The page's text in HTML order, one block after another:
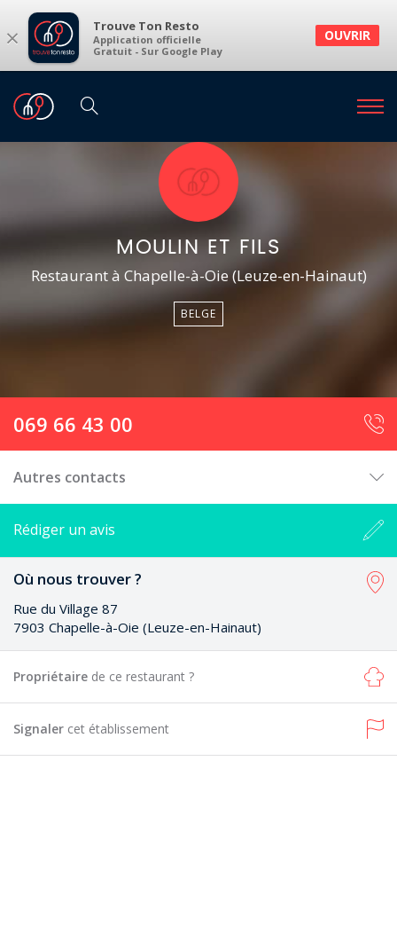
× Trouve Ton Resto
Application officielle
Gratuit - Sur Google Play
OUVRIR
MOULIN ET FILS
Restaurant à Chapelle-à-Oie (Leuze-en-Hainaut)
BELGE
069 66 43 00
Autres contacts
Rédiger un avis
Où nous trouver ?
Rue du Village 87
7903 Chapelle-à-Oie (Leuze-en-Hainaut)
Propriétaire de ce restaurant ?
Signaler cet établissement